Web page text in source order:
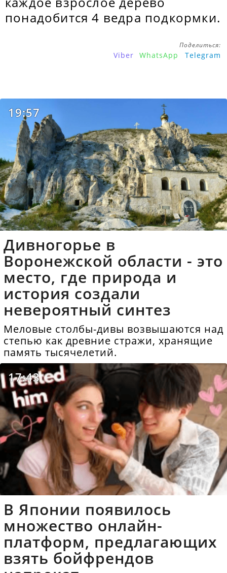
понадобится 4 ведра подкормки.
Поделиться:
Viber WhatsApp Telegram
19:57
Дивногорье в
Воронежской области - это
место, где природа и
история создали
невероятный синтез
Меловые столбы-дивы возвышаются над
степью как древние стражи, хранящие
память тысячелетий.
17:43
В Японии появилось
множество онлайн-
платформ, предлагающих
взять бойфрендов